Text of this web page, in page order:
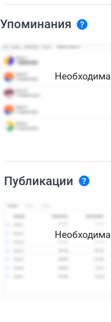
Упоминания
Необходима
Публикации
Необходима